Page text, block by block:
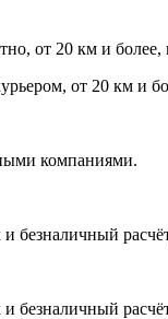
от 20 км и
от 20 км и
компаниями.
безналичный
безналичный